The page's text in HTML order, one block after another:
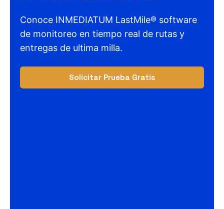
Conoce INMEDIATUM LastMile® software
de monitoreo en tiempo real de rutas y
entregas de ultima milla.
Solicitar Prueba Gratis